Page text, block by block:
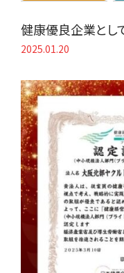
健康優良企業とし
2025.01.20